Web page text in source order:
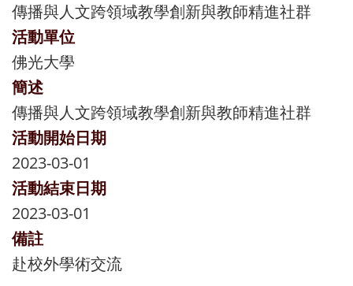
傳播與人文跨領域教學創新與教師精進社群
活動單位
佛光大學
簡述
傳播與人文跨領域教學創新與教師精進社群
活動開始日期
2023-03-01
活動結束日期
2023-03-01
備註
赴校外學術交流